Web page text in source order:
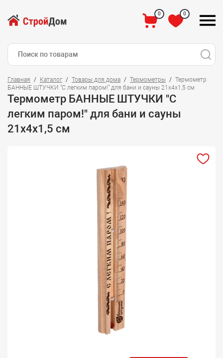
0 0
Главная Каталог Товары для дома Термометры
Термометр
БАННЫЕ ШТУЧКИ "С легким паром!" для бани и сауны 21х4х1,5 см
Термометр БАННЫЕ ШТУЧКИ "С
легким паром!" для бани и сауны
21х4х1,5 см